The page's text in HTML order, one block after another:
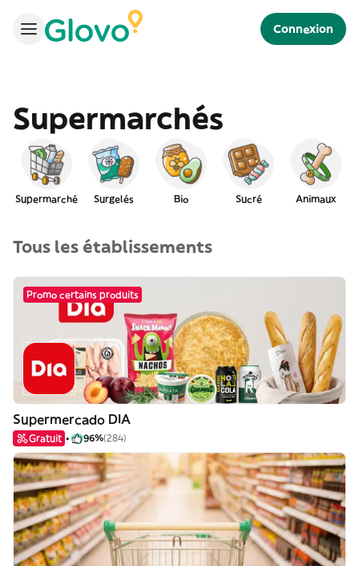
Connexion
Supermarchés
Supermarché Surgelés Bio Sucré Animaux
Tous les établissements
Promo certains produits
Supermercado DIA
Gratuit 96%(284)